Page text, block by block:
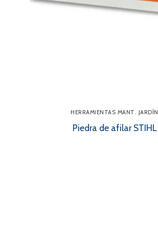
HERRAMIENTAS MANT. JARDÍN
Piedra de afilar STIHL